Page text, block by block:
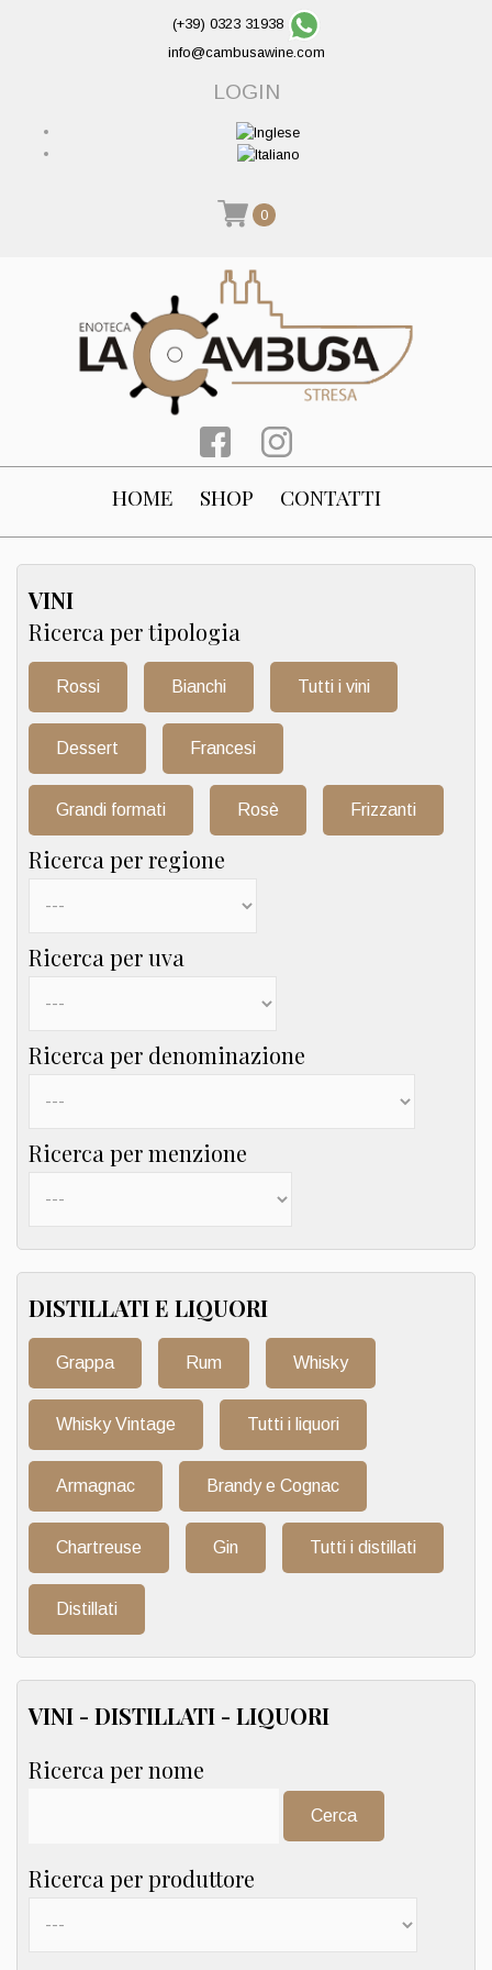
(+39) 0323 31938
info@cambusawine.com
LOGIN
0
HOME SHOP CONTATTI
VINI
Ricerca per tipologia
Rossi Bianchi Tutti i vini
Dessert Francesi
Grandi formati Rosè Frizzanti
Ricerca per regione
Ricerca per uva
Ricerca per denominazione
Ricerca per menzione
DISTILLATI E LIQUORI
Grappa Rum Whisky
Whisky Vintage Tutti i liquori
Armagnac Brandy e Cognac
Chartreuse Gin Tutti i distillati
Distillati
VINI - DISTILLATI - LIQUORI
Ricerca per nome
Ricerca per produttore